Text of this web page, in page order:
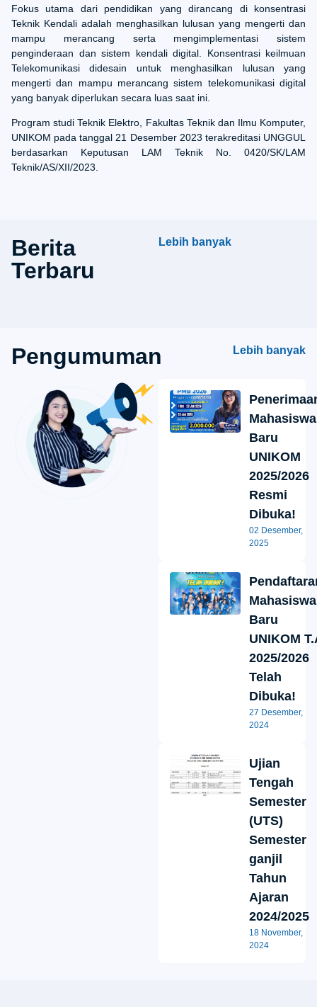
Fokus utama dari pendidikan yang dirancang di konsentrasi
Teknik Kendali adalah menghasilkan lulusan yang mengerti dan
mampu merancang serta mengimplementasi sistem
penginderaan dan sistem kendali digital. Konsentrasi keilmuan
Telekomunikasi didesain untuk menghasilkan lulusan yang
mengerti dan mampu merancang sistem telekomunikasi digital
yang banyak diperlukan secara luas saat ini.
Program studi Teknik Elektro, Fakultas Teknik dan Ilmu Komputer,
UNIKOM pada tanggal 21 Desember 2023 terakreditasi UNGGUL
berdasarkan Keputusan LAM Teknik No. 0420/SK/LAM
Teknik/AS/XII/2023.
Berita
Terbaru
Lebih banyak
Pengumuman Lebih banyak
Mahasiswa
Baru
UNIKOM
2025/2026
Resmi
Dibuka!
02 Desember,
2025
Mahasiswa
Baru
UNIKOM
2025/2026
Telah
Dibuka!
27 Desember,
2024
Ujian
Tengah
Semester
(UTS)
Semester
ganjil
Tahun
Ajaran
2024/2025
18 November,
2024